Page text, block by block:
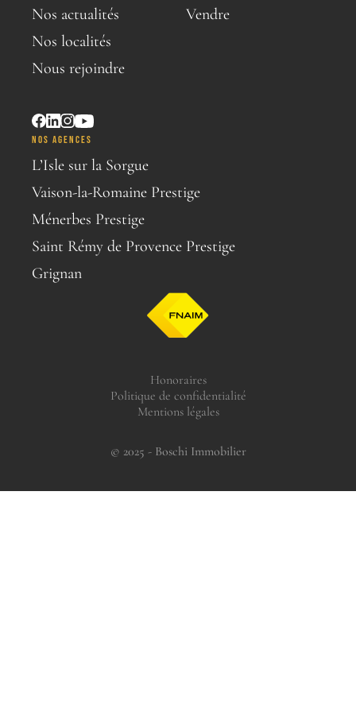
Nos actualités
Nos localités
Nous rejoindre
Vendre
NOS AGENCES
L’Isle sur la Sorgue
Vaison-la-Romaine Prestige
Ménerbes Prestige
Saint Rémy de Provence Prestige
Grignan
Honoraires
Politique de confidentialité
Mentions légales
© 2025 - Boschi Immobilier